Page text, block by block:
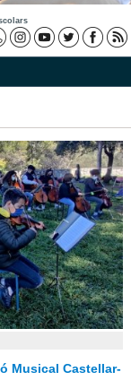
Musical Castellar-